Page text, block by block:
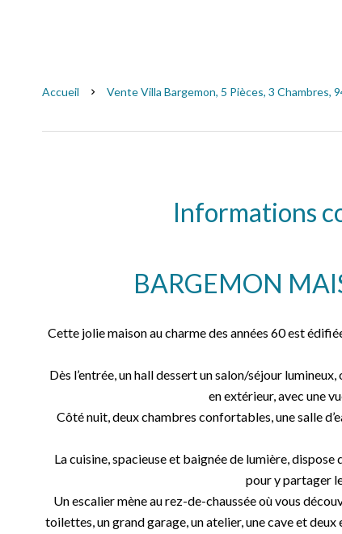
Accueil Vente Villa Bargemon, 5 Pièces, 3 Chambres,
Informations
BARGEMON
Cette jolie maison au charme des années 60 est
Dès l’entrée, un hall dessert un salon/séjour
en extérieur, avec une
Côté nuit, deux chambres confortables, une salle
La cuisine, spacieuse et baignée de lumière,
pour y partager
Un escalier mène au rez-de-chaussée où vous
toilettes, un grand garage, un atelier, une cave et